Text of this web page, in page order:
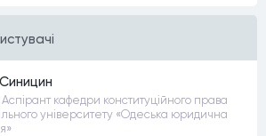
Аспірант кафедри конституційного права
університету «Одеська юридична